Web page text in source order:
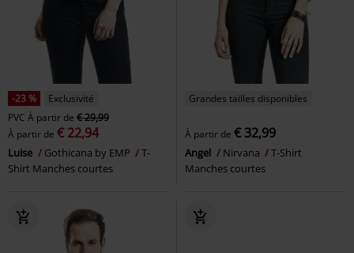
-23 %
Exclusivité
PVC À partir de € 29,99
À partir de € 22,94
Luise Gothicana by EMP
T-
Shirt Manches courtes
Grandes tailles disponibles
À partir de € 32,99
Angel Nirvana
T-Shirt
Manches courtes